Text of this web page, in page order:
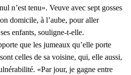
n’est tenu». Veuve avec sept gosses
domicile, à l’aube, pour aller
enfants, souligne-t-elle.
que les jumeaux qu’elle porte
celles de sa voisine, qui, elle aussi,
«Par jour, je gagne entre